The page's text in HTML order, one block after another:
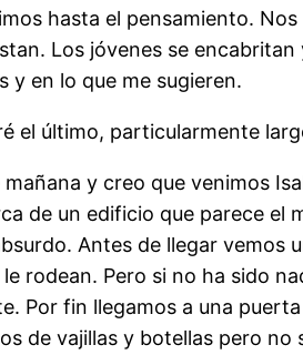
hasta el pensamiento.
Los jóvenes se
y en lo que me sugieren.
el último, particularmente
y creo que venimos
de un edificio que parece el
Antes de llegar vemos
rodean. Pero si no ha sido
Por fin llegamos a una
de vajillas y botellas pero